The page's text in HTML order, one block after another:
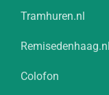
Tramhuren.nl
Remisedenhaag.nl
Colofon